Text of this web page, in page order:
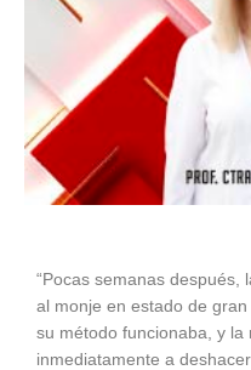
“Pocas semanas después,
al monje en estado de
su método funcionaba, y
inmediatamente a